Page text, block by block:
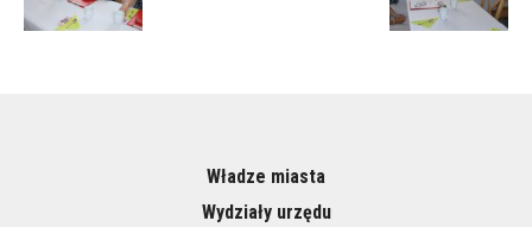
Władze miasta
Wydziały urzędu